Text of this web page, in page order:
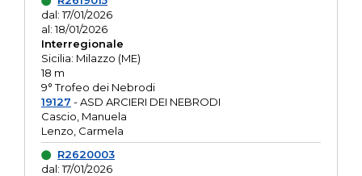
dal: 17/01/2026
al: 18/01/2026
Interregionale
Sicilia: Milazzo (ME)
18 m
9° Trofeo dei Nebrodi
19127 - ASD ARCIERI DEI NEBRODI
Cascio, Manuela
Lenzo, Carmela
R2620003
dal: 17/01/2026